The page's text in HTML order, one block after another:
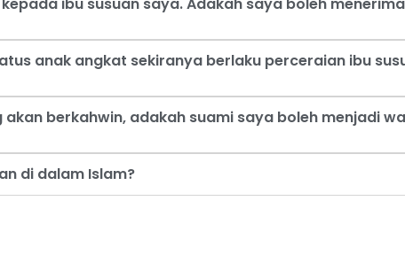
ibu susuan saya. Adakah saya boleh
anak angkat sekiranya berlaku perceraian ibu
berkahwin, adakah suami saya boleh menjadi
di dalam Islam?